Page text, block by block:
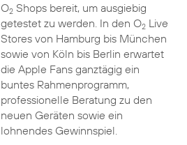
O2Shops bereit, um ausgiebig
getestet zu werden. In den O2Live
Stores von Hamburg bis München
sowie von Köln bis Berlin erwartet
die Apple Fans ganztägig ein
buntes Rahmenprogramm,
professionelle Beratung zu den
neuen Geräten sowie ein
lohnendes Gewinnspiel.